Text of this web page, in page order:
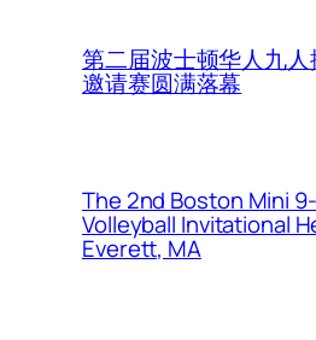
第二届波士顿华人九
邀请赛圆满落幕
The 2nd Boston Mini
Volleyball Invitational
Everett, MA